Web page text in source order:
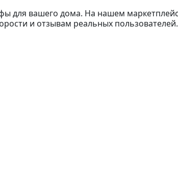
для вашего дома. На нашем
и отзывам реальных пользователей.